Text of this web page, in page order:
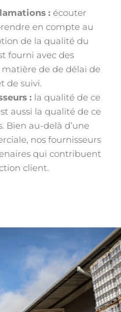
: écouter
en compte au
de la qualité du
fourni avec des
de de délai de
de suivi.
: la qualité de ce
aussi la qualité de ce
Bien au-delà d’une
nos fournisseurs
qui contribuent
client.